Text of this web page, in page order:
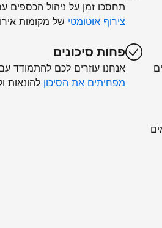
תחסכו זמן על ניהול הכספים
צירוף אוטומטי של מקומות
פחות סיכונים
אנחנו עוזרים לכם להתמודד עם
מפחיתים את הסיכון להונאות